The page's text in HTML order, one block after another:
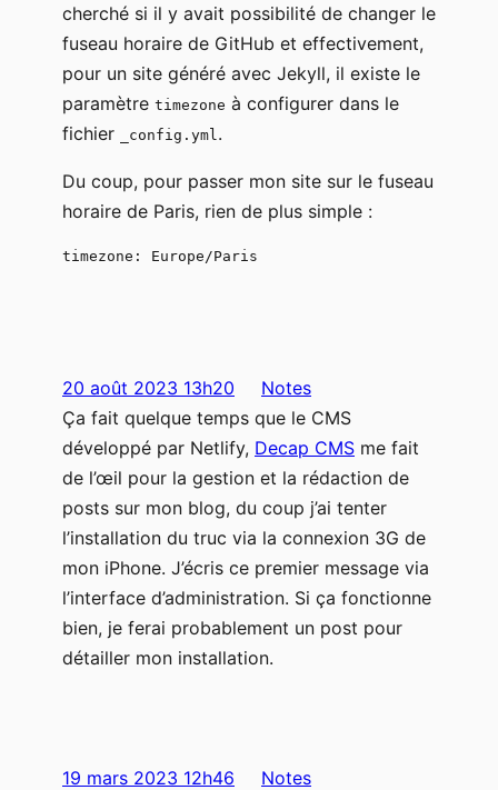
cherché si il y avait possibilité de changer le
fuseau horaire de GitHub et effectivement,
pour un site généré avec Jekyll, il existe le
paramètre timezone à configurer dans le
fichier
_config.yml .
Du coup, pour passer mon site sur le fuseau
horaire de Paris, rien de plus simple :
20 août 2023 13h20
Notes
Ça fait quelque temps que le CMS
développé par Netlify, Decap CMS me fait
de l’œil pour la gestion et la rédaction de
posts sur mon blog, du coup j’ai tenter
l’installation du truc via la connexion 3G de
mon iPhone. J’écris ce premier message via
l’interface d’administration. Si ça fonctionne
bien, je ferai probablement un post pour
détailler mon installation.
19 mars 2023 12h46
Notes